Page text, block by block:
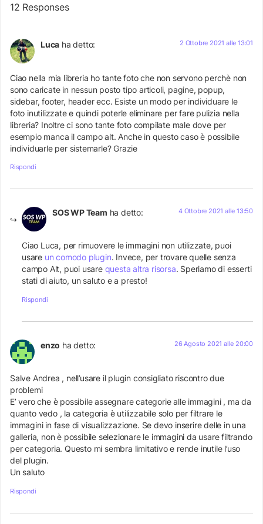
12 Responses
Luca ha detto: 2 Ottobre 2021 alle 13:01
Ciao nella mia libreria ho tante foto che non servono perchè non
sono caricate in nessun posto tipo articoli, pagine, popup,
sidebar, footer, header ecc. Esiste un modo per individuare le
foto inutilizzate e quindi poterle eliminare per fare pulizia nella
libreria? Inoltre ci sono tante foto compilate male dove per
esempio manca il campo alt. Anche in questo caso è possibile
individuarle per sistemarle? Grazie
Rispondi
SOS WP Team ha detto: 4 Ottobre 2021 alle 13:50
Ciao Luca, per rimuovere le immagini non utilizzate, puoi
usare un comodo plugin. Invece, per trovare quelle senza
campo Alt, puoi usare questa altra risorsa. Speriamo di esserti
stati di aiuto, un saluto e a presto!
Rispondi
enzo ha detto: 26 Agosto 2021 alle 20:00
Salve Andrea , nell’usare il plugin consigliato riscontro due
problemi
E’ vero che è possibile assegnare categorie alle immagini , ma da
quanto vedo , la categoria è utilizzabile solo per filtrare le
immagini in fase di visualizzazione. Se devo inserire delle in una
galleria, non è possibile selezionare le immagini da usare filtrando
per categoria. Questo mi sembra limitativo e rende inutile l’uso
del plugin.
Un saluto
Rispondi